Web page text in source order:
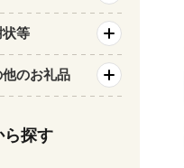
等
他のお礼品
ら探す